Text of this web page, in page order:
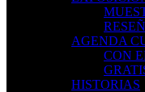
AGENDA
CON
HISTORIAS